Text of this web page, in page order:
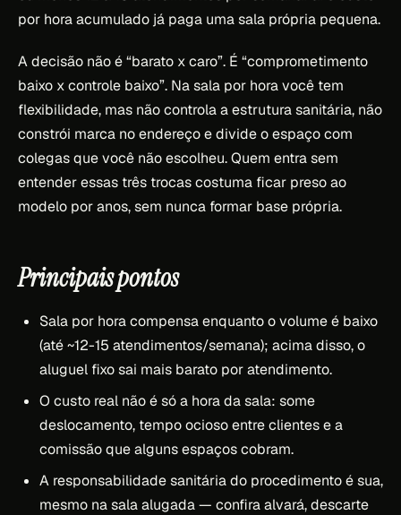
por hora acumulado já paga uma sala própria pequena.
A decisão não é “barato x caro”. É “comprometimento
baixo x controle baixo”. Na sala por hora você tem
flexibilidade, mas não controla a estrutura sanitária, não
constrói marca no endereço e divide o espaço com
colegas que você não escolheu. Quem entra sem
entender essas três trocas costuma ficar preso ao
modelo por anos, sem nunca formar base própria.
Principais pontos
Sala por hora compensa enquanto o volume é baixo
(até ~12-15 atendimentos/semana); acima disso, o
aluguel fixo sai mais barato por atendimento.
O custo real não é só a hora da sala: some
deslocamento, tempo ocioso entre clientes e a
comissão que alguns espaços cobram.
A responsabilidade sanitária do procedimento é sua,
mesmo na sala alugada — confira alvará, descarte